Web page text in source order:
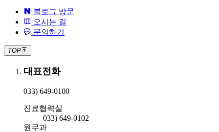
블로그 방문
오시는 길
문의하기
TOP
대표전화
033) 649-0100
진료협력실
033) 649-0102
원무과